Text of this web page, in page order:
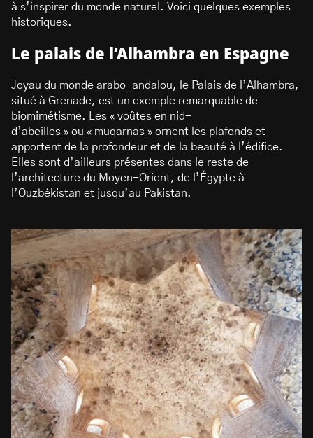
à s’inspirer du monde naturel. Voici quelques exemples
historiques.
Le palais de l’Alhambra en Espagne
Joyau du monde arabo-andalou, le Palais de l’Alhambra,
situé à Grenade, est un exemple remarquable de
biomimétisme. Les « voûtes en nid-
d’abeilles » ou « muqarnas » ornent les plafonds et
apportent de la profondeur et de la beauté à l’édifice.
Elles sont d’ailleurs présentes dans le reste de
l’architecture du Moyen-Orient, de l’Égypte à
l’Ouzbékistan et jusqu’au Pakistan.